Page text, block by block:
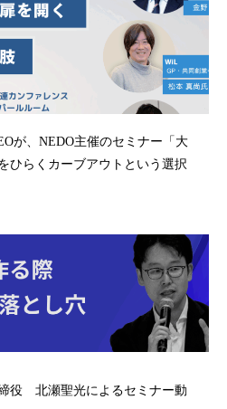
が、NEDO主催のセミナー「大
ひらくカーブアウトという選択
役 北瀬聖光によるセミナー動